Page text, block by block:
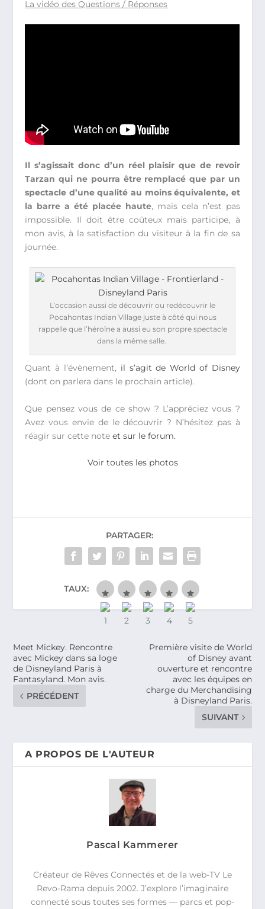
La vidéo des Questions / Réponses
Il s’agissait donc d’un réel plaisir que de revoir
Tarzan qui ne pourra être remplacé que par un
spectacle d’une qualité au moins équivalente, et
la barre a été placée haute, mais cela n’est pas
impossible. Il doit être coûteux mais participe, à
mon avis, à la satisfaction du visiteur à la fin de sa
journée.
L’occasion aussi de découvrir ou redécouvrir le
Pocahontas Indian Village juste à côté qui nous
rappelle que l’héroïne a aussi eu son propre spectacle
dans la même salle.
Quant à l’évènement, il s’agit de World of Disney
(dont on parlera dans le prochain article).
Que pensez vous de ce show ? L’appréciez vous ?
Avez vous envie de le découvrir ? N’hésitez pas à
réagir sur cette noteet sur le forum.
Voir toutes les photos
PARTAGER:
TAUX:
Meet Mickey. Rencontre
avec Mickey dans sa loge
de Disneyland Paris à
Fantasyland. Mon avis.
PRÉCÉDENT
Première visite de World
of Disney avant
ouverture et rencontre
avec les équipes en
charge du Merchandising
à Disneyland Paris.
SUIVANT
A PROPOS DE L'AUTEUR
Pascal Kammerer
Créateur de Rêves Connectés et de la web-TV Le
Revo-Rama depuis 2002. J’explore l’imaginaire
connecté sous toutes ses formes — parcs et pop-